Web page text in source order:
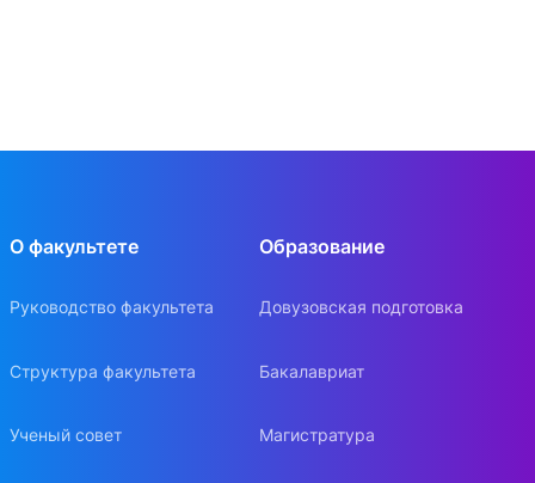
О факультете
Руководство факультета
Структура факультета
Ученый совет
Образование
Довузовская подготовка
Бакалавриат
Магистратура